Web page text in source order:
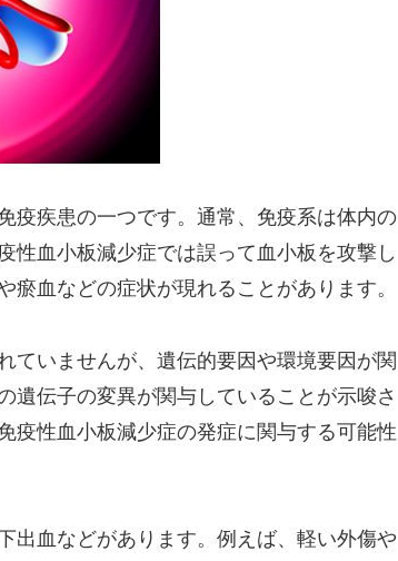
疫疾患の一つです。通常、免疫系は体内の
性血小板減少症では誤って血小板を攻撃し
血などの症状が現れることがあります。
ていませんが、遺伝的要因や環境要因が関
遺伝子の変異が関与していることが示唆さ
疫性血小板減少症の発症に関与する可能性
出血などがあります。例えば、軽い外傷や